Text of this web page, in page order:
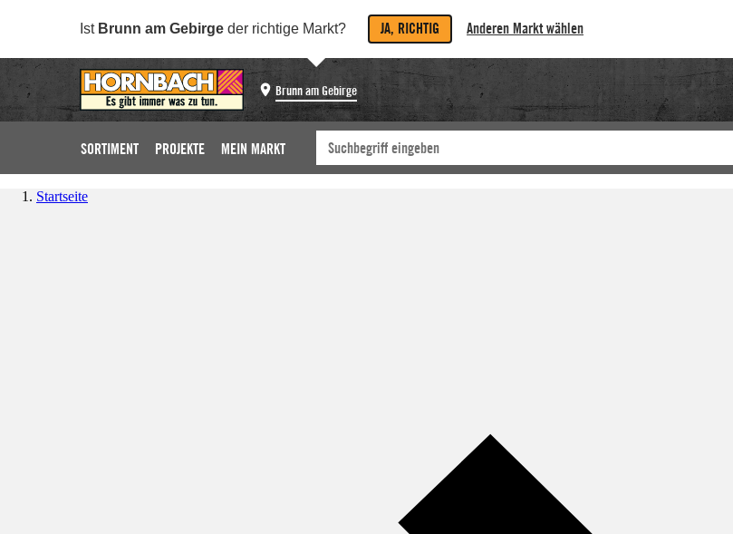
Ist Brunn am Gebirge der richtige Markt? JA, RICHTIG Anderen Markt wählen
Brunn am Gebirge
SORTIMENT PROJEKTE MEIN MARKT
Startseite